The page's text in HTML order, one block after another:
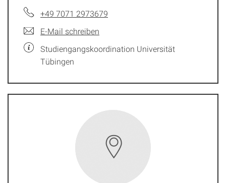
+49 7071 2973679
E-Mail schreiben
Studiengangskoordination Universität
Tübingen